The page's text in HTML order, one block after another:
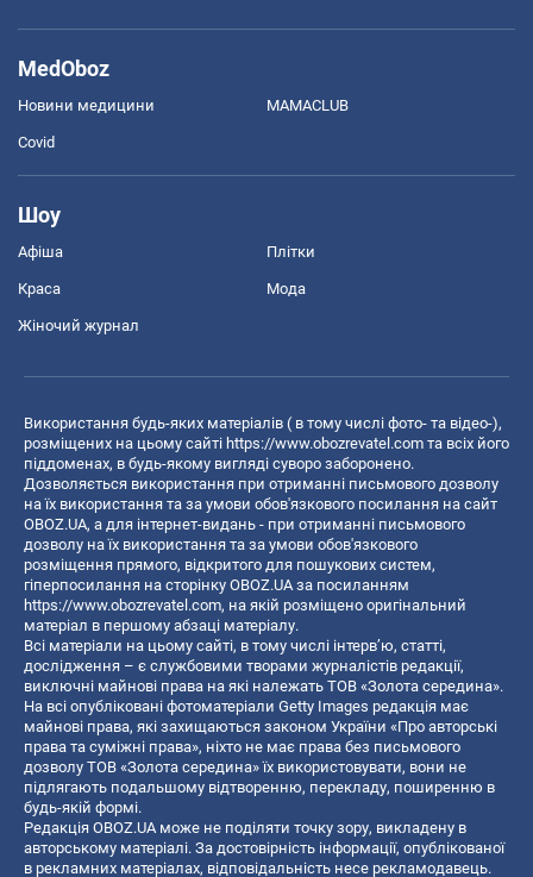
MedOboz
Новини медицини MAMACLUB
Covid
Шоу
Афіша Плітки
Краса Мода
Жіночий журнал
Використання будь-яких матеріалів ( в тому числі фото- та відео-),
розміщених на цьому сайті https://www.obozrevatel.com та всіх його
піддоменах, в будь-якому вигляді суворо заборонено.
Дозволяється використання при отриманні письмового дозволу
на їх використання та за умови обов'язкового посилання на сайт
OBOZ.UA, а для інтернет-видань - при отриманні письмового
дозволу на їх використання та за умови обов'язкового
розміщення прямого, відкритого для пошукових систем,
гіперпосилання на сторінку OBOZ.UA за посиланням
https://www.obozrevatel.com, на якій розміщено оригінальний
матеріал в першому абзаці матеріалу.
Всі матеріали на цьому сайті, в тому числі інтерв’ю, статті,
дослідження – є службовими творами журналістів редакції,
виключні майнові права на які належать ТОВ «Золота середина».
На всі опубліковані фотоматеріали Getty Images редакція має
майнові права, які захищаються законом України «Про авторські
права та суміжні права», ніхто не має права без письмового
дозволу ТОВ «Золота середина» їх використовувати, вони не
підлягають подальшому відтворенню, перекладу, поширенню в
будь-якій формі.
Редакція OBOZ.UA може не поділяти точку зору, викладену в
авторському матеріалі. За достовірність інформації, опублікованої
в рекламних матеріалах, відповідальність несе рекламодавець.